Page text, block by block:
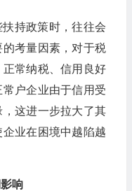
持政策时，往往会
考量因素，对于税
常纳税、信用良好
户企业由于信用受
这进一步拉大了其
业在困境中越陷越
响